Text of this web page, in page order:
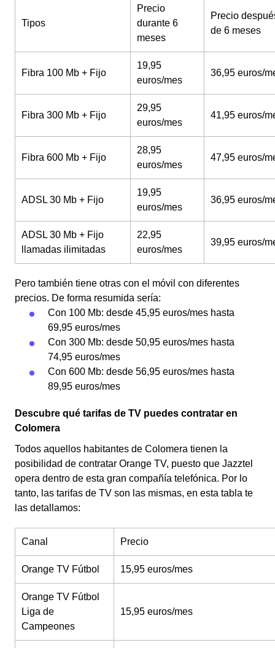
Tipos
Precio
durante 6
meses
Precio
de 6 meses
Fibra 100 Mb + Fijo
19,95
euros/mes
36,95 euros/
Fibra 300 Mb + Fijo
29,95
euros/mes
41,95 euros/
Fibra 600 Mb + Fijo
28,95
euros/mes
47,95 euros/
ADSL 30 Mb + Fijo
19,95
euros/mes
36,95 euros/
ADSL 30 Mb + Fijo
llamadas ilimitadas
22,95
euros/mes
39,95 euros/
Pero también tiene otras con el móvil con diferentes
precios. De forma resumida sería:
Con 100 Mb: desde 45,95 euros/mes hasta
69,95 euros/mes
Con 300 Mb: desde 50,95 euros/mes hasta
74,95 euros/mes
Con 600 Mb: desde 56,95 euros/mes hasta
89,95 euros/mes
Descubre qué tarifas de TV puedes contratar en
Colomera
Todos aquellos habitantes de Colomera tienen la
posibilidad de contratar Orange TV, puesto que Jazztel
opera dentro de esta gran compañía telefónica. Por lo
tanto, las tarifas de TV son las mismas, en esta tabla te
las detallamos:
Canal Precio
Orange TV Fútbol 15,95 euros/mes
Orange TV Fútbol
Liga de
Campeones
15,95 euros/mes